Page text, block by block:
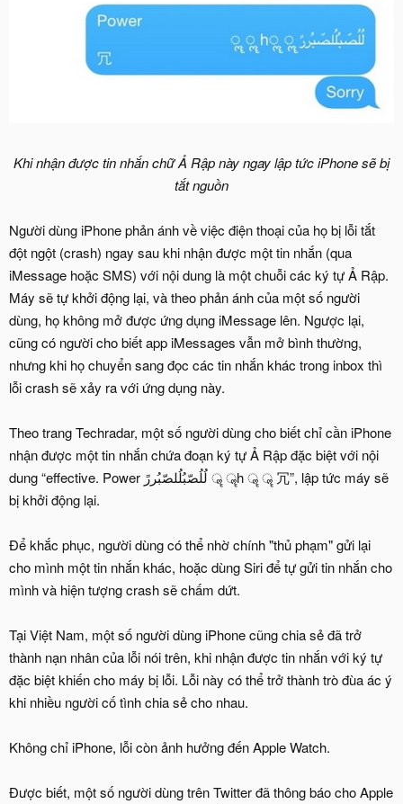
Khi nhận được tin nhắn chữ Ả Rập này ngay lập tức iPhone sẽ bị
tắt nguồn
Người dùng iPhone phản ánh về việc điện thoại của họ bị lỗi tắt
đột ngột (crash) ngay sau khi nhận được một tin nhắn (qua
iMessage hoặc SMS) với nội dung là một chuỗi các ký tự Ả Rập.
Máy sẽ tự khởi động lại, và theo phản ánh của một số người
dùng, họ không mở được ứng dụng iMessage lên. Ngược lại,
cũng có người cho biết app iMessages vẫn mở bình thường,
nhưng khi họ chuyển sang đọc các tin nhắn khác trong inbox thì
lỗi crash sẽ xảy ra với ứng dụng này.
Theo trang Techradar, một số người dùng cho biết chỉ cần iPhone
nhận được một tin nhắn chứa đoạn ký tự Ả Rập đặc biệt với nội
dung “effective. Power لُلُصّبُلُلصّبُررً ॣ ॣh ॣ ॣ 冗”, lập tức máy sẽ
bị khởi động lại.
Để khắc phục, người dùng có thể nhờ chính "thủ phạm" gửi lại
cho mình một tin nhắn khác, hoặc dùng Siri để tự gửi tin nhắn cho
mình và hiện tượng crash sẽ chấm dứt.
Tại Việt Nam, một số người dùng iPhone cũng chia sẻ đã trở
thành nạn nhân của lỗi nói trên, khi nhận được tin nhắn với ký tự
đặc biệt khiến cho máy bị lỗi. Lỗi này có thể trở thành trò đùa ác ý
khi nhiều người cố tình chia sẻ cho nhau.
Không chỉ iPhone, lỗi còn ảnh hưởng đến Apple Watch.
Được biết, một số người dùng trên Twitter đã thông báo cho Apple